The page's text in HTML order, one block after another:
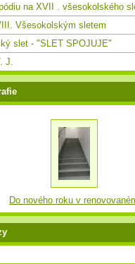
na XVII . všesokolského
Všesokolským sletem
slet - "SLET SPOJUJE"
J.
Do nového roku v